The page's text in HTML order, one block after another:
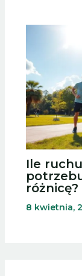
Ile
różnicę?
8 kwietnia,